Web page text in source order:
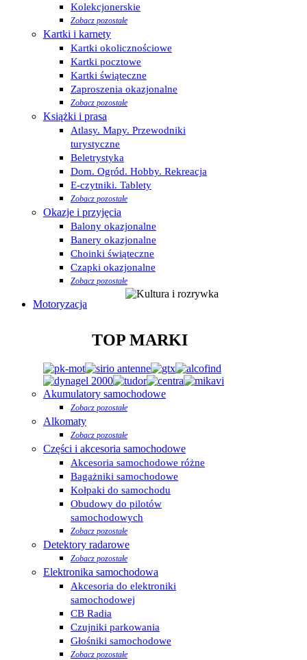
Kolekcjonerskie
Zobacz pozostałe
Kartki i karnety
Kartki okolicznościowe
Kartki pocztowe
Kartki świąteczne
Zaproszenia okazjonalne
Zobacz pozostałe
Książki i prasa
Atlasy. Mapy. Przewodniki
turystyczne
Beletrystyka
Dom. Ogród. Hobby. Rekreacja
E-czytniki. Tablety
Zobacz pozostałe
Okazje i przyjęcia
Balony okazjonalne
Banery okazjonalne
Choinki świąteczne
Czapki okazjonalne
Zobacz pozostałe
Motoryzacja
TOP MARKI
Akumulatory samochodowe
Zobacz pozostałe
Alkomaty
Zobacz pozostałe
Części i akcesoria samochodowe
Akcesoria samochodowe różne
Bagażniki samochodowe
Kołpaki do samochodu
Obudowy do pilotów
samochodowych
Zobacz pozostałe
Detektory radarowe
Zobacz pozostałe
Elektronika samochodowa
Akcesoria do elektroniki
samochodowej
CB Radia
Czujniki parkowania
Głośniki samochodowe
Zobacz pozostałe